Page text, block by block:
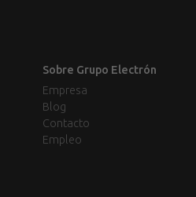
Sobre Grupo Electrón
Empresa
Blog
Contacto
Empleo